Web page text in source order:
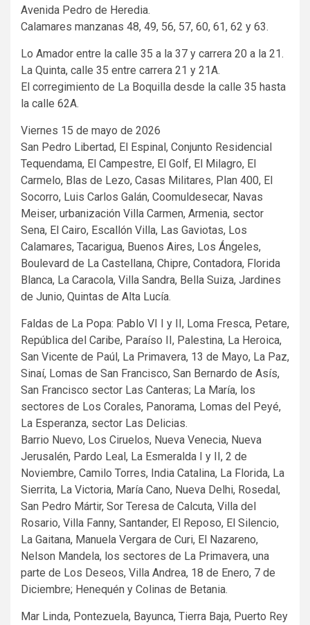
Avenida Pedro de Heredia.
Calamares manzanas 48, 49, 56, 57, 60, 61, 62 y 63.
Lo Amador entre la calle 35 a la 37 y carrera 20 a la 21.
La Quinta, calle 35 entre carrera 21 y 21A.
El corregimiento de La Boquilla desde la calle 35 hasta
la calle 62A.
Viernes 15 de mayo de 2026
San Pedro Libertad, El Espinal, Conjunto Residencial
Tequendama, El Campestre, El Golf, El Milagro, El
Carmelo, Blas de Lezo, Casas Militares, Plan 400, El
Socorro, Luis Carlos Galán, Coomuldesecar, Navas
Meiser, urbanización Villa Carmen, Armenia, sector
Sena, El Cairo, Escallón Villa, Las Gaviotas, Los
Calamares, Tacarigua, Buenos Aires, Los Ángeles,
Boulevard de La Castellana, Chipre, Contadora, Florida
Blanca, La Caracola, Villa Sandra, Bella Suiza, Jardines
de Junio, Quintas de Alta Lucía.
Faldas de La Popa: Pablo VI I y II, Loma Fresca, Petare,
República del Caribe, Paraíso II, Palestina, La Heroica,
San Vicente de Paúl, La Primavera, 13 de Mayo, La Paz,
Sinaí, Lomas de San Francisco, San Bernardo de Asís,
San Francisco sector Las Canteras; La María, los
sectores de Los Corales, Panorama, Lomas del Peyé,
La Esperanza, sector Las Delicias.
Barrio Nuevo, Los Ciruelos, Nueva Venecia, Nueva
Jerusalén, Pardo Leal, La Esmeralda I y II, 2 de
Noviembre, Camilo Torres, India Catalina, La Florida, La
Sierrita, La Victoria, María Cano, Nueva Delhi, Rosedal,
San Pedro Mártir, Sor Teresa de Calcuta, Villa del
Rosario, Villa Fanny, Santander, El Reposo, El Silencio,
La Gaitana, Manuela Vergara de Curi, El Nazareno,
Nelson Mandela, los sectores de La Primavera, una
parte de Los Deseos, Villa Andrea, 18 de Enero, 7 de
Diciembre; Henequén y Colinas de Betania.
Mar Linda, Pontezuela, Bayunca, Tierra Baja, Puerto Rey